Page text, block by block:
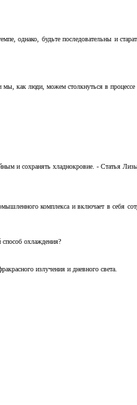
однако, будьте последовательны и
как люди, можем столкнуться в
и сохранять хладнокровие. - Статья
комплекса и включает в себя
охлаждения?
излучения и дневного света.